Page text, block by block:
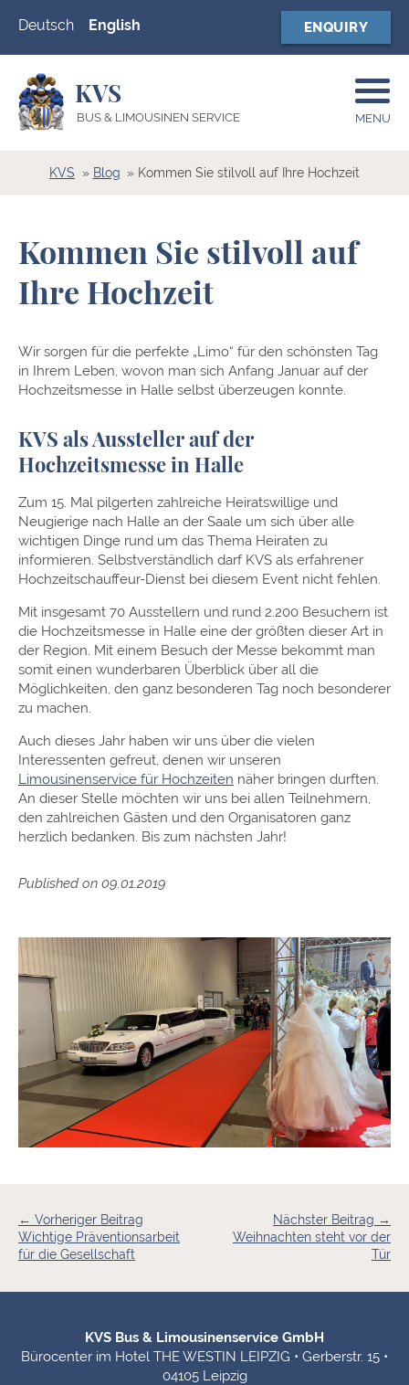
Deutsch English ENQUIRY
KVS
BUS & LIMOUSINEN SERVICE MENU
KVS Blog Kommen Sie stilvoll auf Ihre Hochzeit
Kommen Sie stilvoll auf
Ihre Hochzeit
Wir sorgen für die perfekte „Limo“ für den schönsten Tag
in Ihrem Leben, wovon man sich Anfang Januar auf der
Hochzeitsmesse in Halle selbst überzeugen konnte.
KVS als Aussteller auf der
Hochzeitsmesse in Halle
Zum 15. Mal pilgerten zahlreiche Heiratswillige und
Neugierige nach Halle an der Saale um sich über alle
wichtigen Dinge rund um das Thema Heiraten zu
informieren. Selbstverständlich darf KVS als erfahrener
Hochzeitschauffeur-Dienst bei diesem Event nicht fehlen.
Mit insgesamt 70 Ausstellern und rund 2.200 Besuchern ist
die Hochzeitsmesse in Halle eine der größten dieser Art in
der Region. Mit einem Besuch der Messe bekommt man
somit einen wunderbaren Überblick über all die
Möglichkeiten, den ganz besonderen Tag noch besonderer
zu machen.
Auch dieses Jahr haben wir uns über die vielen
Interessenten gefreut, denen wir unseren
Limousinenservice für Hochzeiten näher bringen durften.
An dieser Stelle möchten wir uns bei allen Teilnehmern,
den zahlreichen Gästen und den Organisatoren ganz
herzlich bedanken. Bis zum nächsten Jahr!
Published on 09.01.2019
← Vorheriger Beitrag
Wichtige Präventionsarbeit
für die Gesellschaft
Nächster Beitrag →
Weihnachten steht vor der
Tür
KVS Bus & Limousinenservice GmbH
Bürocenter im Hotel THE WESTIN LEIPZIG • Gerberstr. 15 •
04105 Leipzig